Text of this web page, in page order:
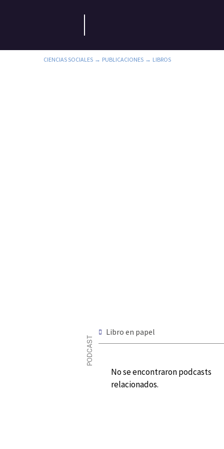
CIENCIAS SOCIALES → PUBLICACIONES → LIBROS
Libro en papel
PODCAST
No se encontraron podcasts
relacionados.